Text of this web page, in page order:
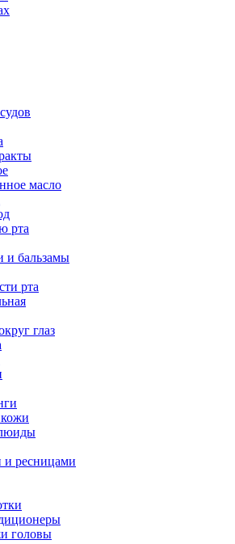
масло
рта
и бальзамы
рта
глаз
и ресницами
головы